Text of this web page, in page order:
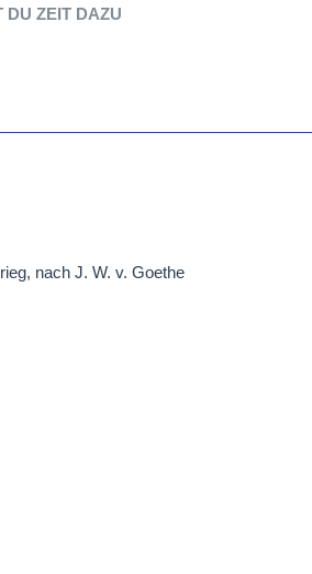
DU ZEIT DAZU
nach J. W. v. Goethe